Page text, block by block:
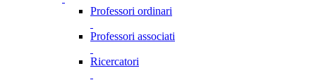
Professori ordinari
Professori associati
Ricercatori